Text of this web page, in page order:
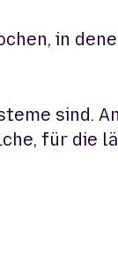
in
sind.
für die